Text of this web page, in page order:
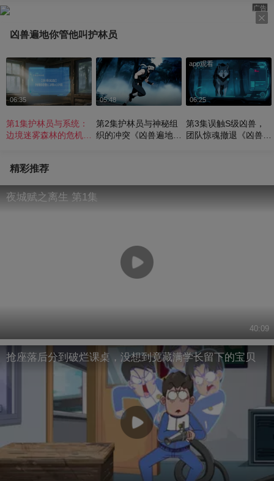
广告
凶兽遍地你管他叫护林员
06:35
第1集护林员与系统：
边境迷雾森林的危机
05:48
第2集护林员与神秘组
织的冲突《凶兽遍地你
app观看
06:25
第3集误触S级凶兽，
团队惊魂撤退《凶兽遍
精彩推荐
夜城赋之离生 第1集
40:09
抢座落后分到破烂课桌，没想到竟藏满学长留下的宝贝